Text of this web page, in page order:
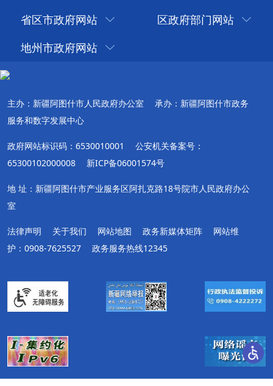
省区市政府网站
区政府部门网站
地州市政府网站
主办：新疆阿图什市人民政府办公室
承办：新疆阿图什市政务
服务和数字发展中心
政府网站标识码：6530010001
公安机关备案号：
65300102000008
新ICP备06001574号
地 址：新疆阿图什市产业服务区阿扎克路18号院市人民政府办公
室
法律声明 关于我们 网站地图 政务新媒体矩阵
网站维
护：0908-7625527
政务服务热线12345